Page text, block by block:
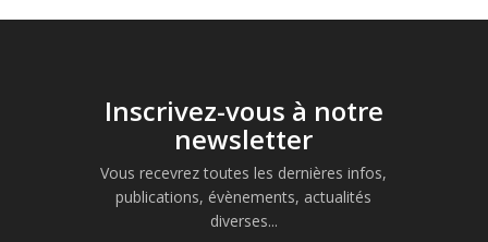
Inscrivez-vous à notre
newsletter
Vous recevrez toutes les dernières infos,
publications, évènements, actualités
diverses...